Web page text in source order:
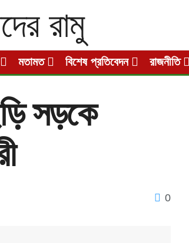
মতামত বিশেষ প্রতিবেদন রাজনীতি
সড়কে
0